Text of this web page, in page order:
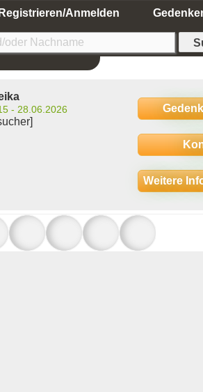
Registrieren/Anmelden
- 28.06.2026
Weitere